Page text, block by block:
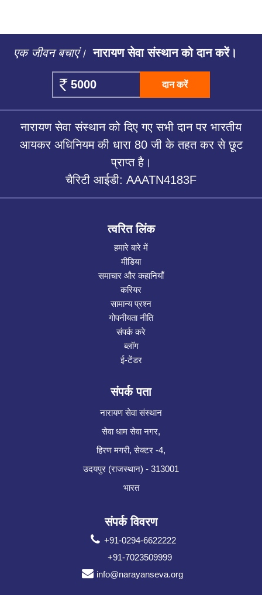
एक जीवन बचाएं। नारायण सेवा संस्थान को दान करें।
दान करें
नारायण सेवा संस्थान को दिए गए सभी दान पर भारतीय
आयकर अधिनियम की धारा 80 जी के तहत कर से छूट
प्राप्त है।
चैरिटी आईडी: AAATN4183F
त्वरित लिंक
हमारे बारे में
मीडिया
समाचार और कहानियाँ
करियर
सामान्य प्रश्न
गोपनीयता नीति
संपर्क करे
ब्लॉग
ई-टेंडर
संपर्क पता
नारायण सेवा संस्थान
सेवा धाम सेवा नगर,
हिरण मगरी, सेक्टर -4,
उदयपुर (राजस्थान) - 313001
भारत
संपर्क विवरण
+91-0294-6622222
+91-7023509999
info@narayanseva.org